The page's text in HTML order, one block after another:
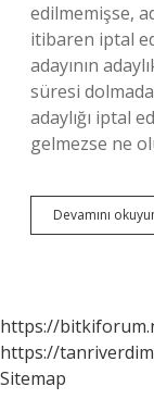
edilmemişse,
itibaren iptal
adayının
süresi
adaylığı iptal
gelmezse ne
Devamını
https://
https://
Sitemap